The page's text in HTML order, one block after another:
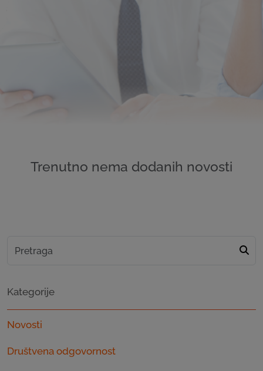
Trenutno nema dodanih novosti
Kategorije
Novosti
Društvena odgovornost